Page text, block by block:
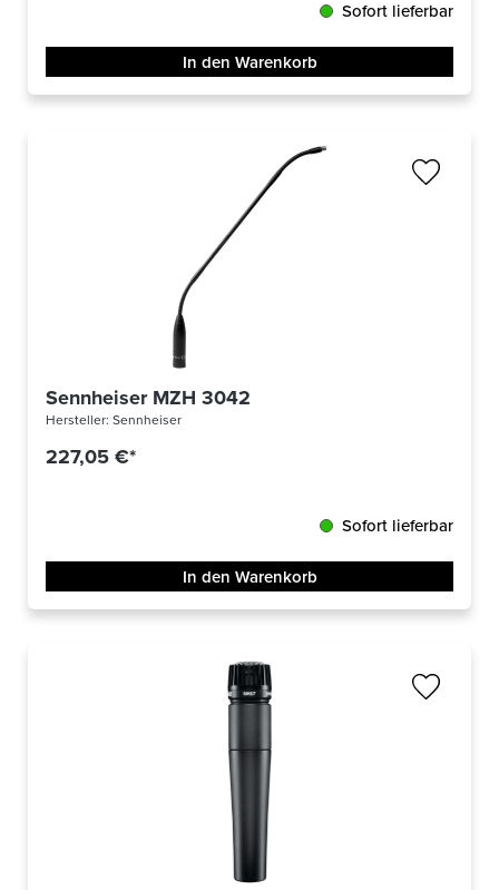
Sofort lieferbar
In den Warenkorb
Sennheiser MZH 3042
Hersteller: Sennheiser
227,05 €*
Sofort lieferbar
In den Warenkorb